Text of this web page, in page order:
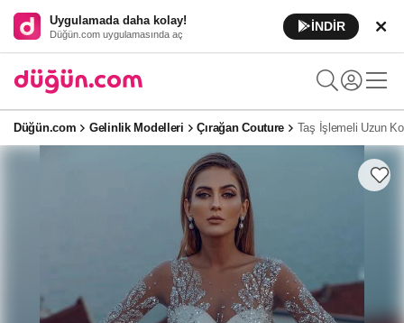
Uygulamada daha kolay!
Düğün.com uygulamasında aç
İNDİR
Düğün.com Gelinlik Modelleri Çırağan Couture Taş İşlemeli Uzun